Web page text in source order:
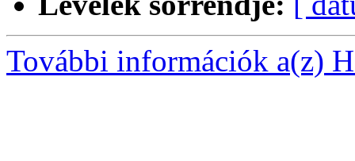
További információk a(z)